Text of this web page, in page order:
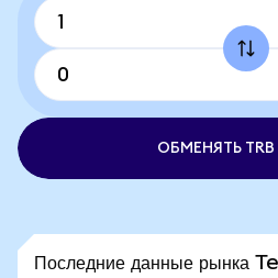
ОБМЕНЯТЬ TRB
Последние данные рынка